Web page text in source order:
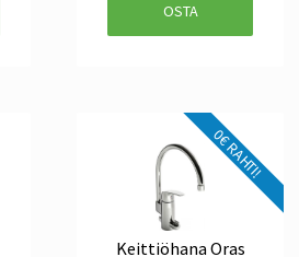
OSTA
0€ RAHTI!
Keittiöhana Oras